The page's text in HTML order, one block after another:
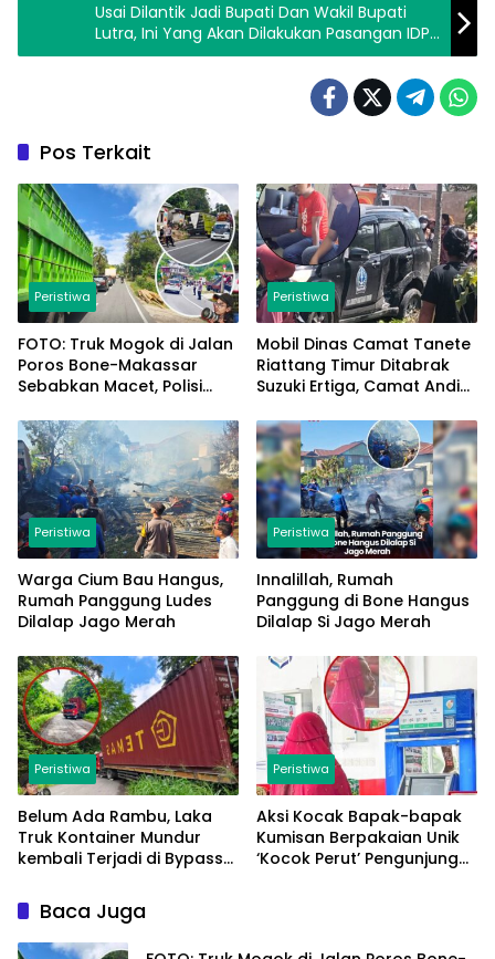
Usai Dilantik Jadi Bupati Dan Wakil Bupati
Lutra, Ini Yang Akan Dilakukan Pasangan IDP-
SM Dalam 100 Hari Pertama Masa Kerjanya
Pos Terkait
Peristiwa
FOTO: Truk Mogok di Jalan
Poros Bone-Makassar
Sebabkan Macet, Polisi
Peristiwa
Mobil Dinas Camat Tanete
Riattang Timur Ditabrak
Suzuki Ertiga, Camat Andi
Saya Baik-Baik Saja
Peristiwa
Warga Cium Bau Hangus,
Rumah Panggung Ludes
Dilalap Jago Merah
Peristiwa
Innalillah, Rumah
Panggung di Bone Hangus
Dilalap Si Jago Merah
Peristiwa
Belum Ada Rambu, Laka
Truk Kontainer Mundur
kembali Terjadi di Bypass
Peristiwa
Aksi Kocak Bapak-bapak
Kumisan Berpakaian Unik
‘Kocok Perut’ Pengunjung
Baca Juga